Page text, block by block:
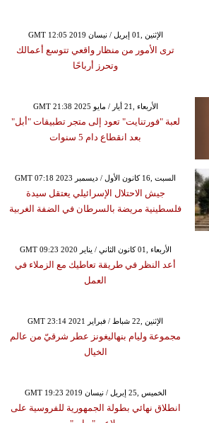
GMT 12:05 2019 الإثنين ,01 إبريل / نيسان
ترى الأمور من منظار واقعي تتوسع أعمالك
وتحرز أرباحًا
GMT 21:38 2025 الأربعاء ,21 أيار / مايو
لعبة "فورتنايت" تعود إلى متجر تطبيقات "أبل"
بعد انقطاع دام 5 سنوات
GMT 07:18 2023 السبت ,16 كانون الأول / ديسمبر
جيش الاحتلال الإسرائيلي يعتقل سيدة
فلسطينية مريضة بالسرطان في الضفة الغربية
GMT 09:23 2020 الأربعاء ,01 كانون الثاني / يناير
أعد النظر في طريقة تعاطيك مع الزملاء في
العمل
GMT 23:14 2021 الإثنين ,22 شباط / فبراير
مجموعة وليام بنهاليغونز عطر شرقيّ من عالم
الخيال
GMT 19:23 2019 الخميس ,25 إبريل / نيسان
انطلاق نهائي بطولة الجمهورية للفروسية على